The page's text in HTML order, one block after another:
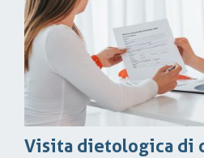
Visita dietologica di